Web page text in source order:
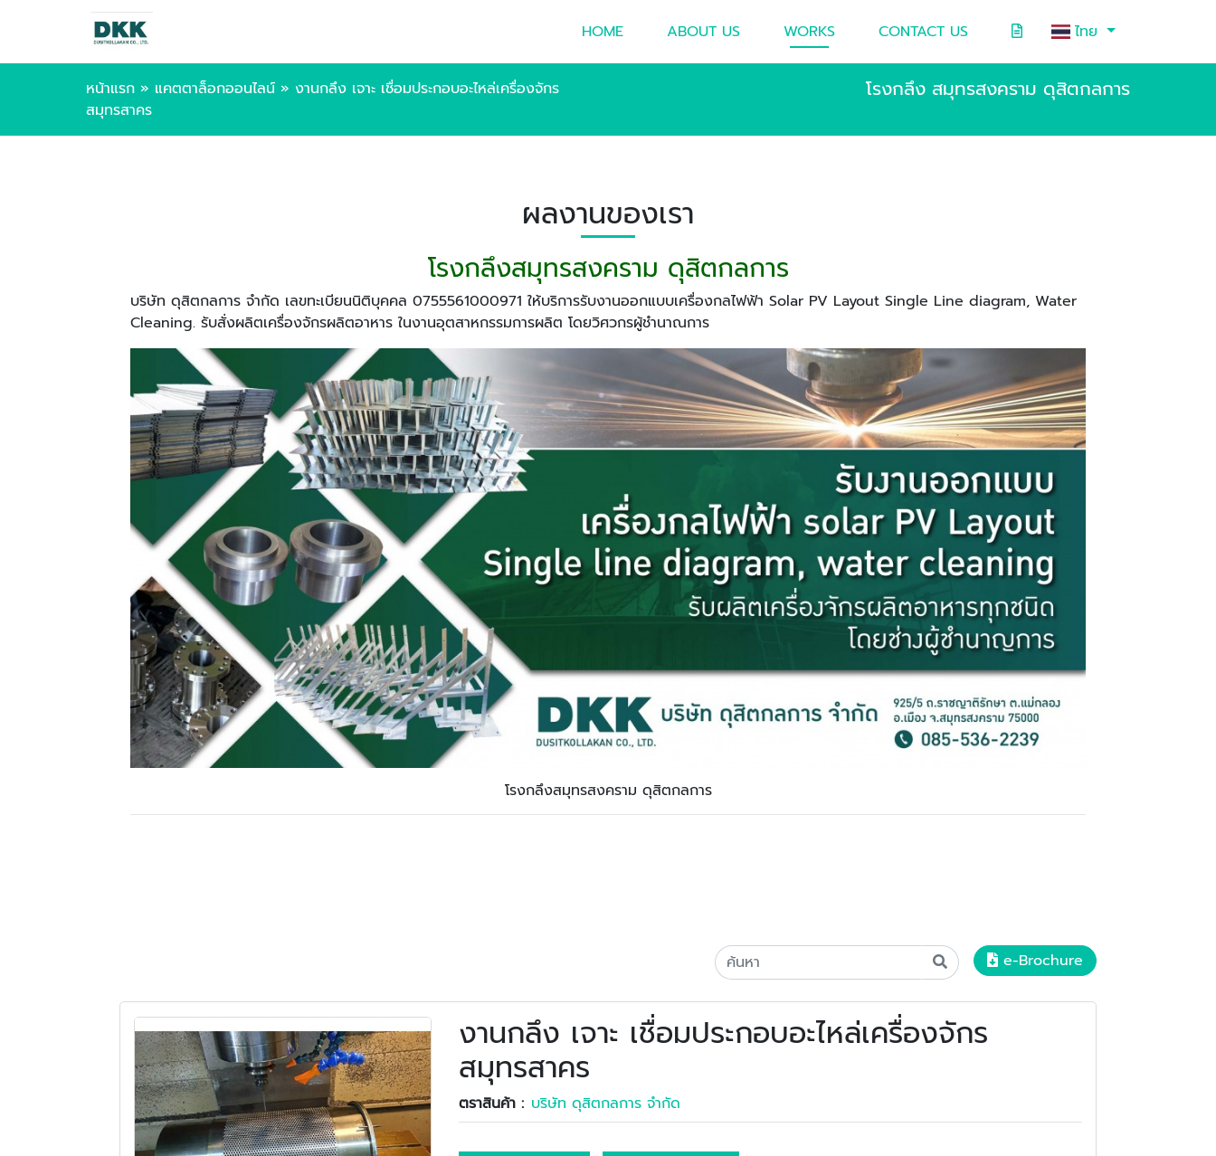
HOME ABOUT US WORKS CONTACT US ไทย
หน้าแรก » แคตตาล็อกออนไลน์ » งานกลึง เจาะ เชื่อมประกอบอะไหล่เครื่องจักร
สมุทรสาคร
โรงกลึง สมุทรสงคราม ดุสิตกลการ
ผลงานของเรา
โรงกลึงสมุทรสงคราม ดุสิตกลการ
บริษัท ดุสิตกลการ จำกัด เลขทะเบียนนิติบุคคล 0755561000971 ให้บริการรับงานออกแบบเครื่องกลไฟฟ้า Solar PV Layout Single Line diagram, Water
Cleaning. รับสั่งผลิตเครื่องจักรผลิตอาหาร ในงานอุตสาหกรรมการผลิต โดยวิศวกรผู้ชำนาณการ
โรงกลึงสมุทรสงคราม ดุสิตกลการ
e-Brochure
งานกลึง เจาะ เชื่อมประกอบอะไหล่เครื่องจักร
สมุทรสาคร
ตราสินค้า : บริษัท ดุสิตกลการ จำกัด